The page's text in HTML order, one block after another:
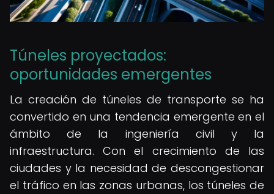
Túneles proyectados:
oportunidades emergentes
La creación de túneles de transporte se ha
convertido en una tendencia emergente en el
ámbito de la ingeniería civil y la
infraestructura. Con el crecimiento de las
ciudades y la necesidad de descongestionar
el tráfico en las zonas urbanas, los túneles de